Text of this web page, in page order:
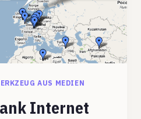
AUS MEDIEN
Internet